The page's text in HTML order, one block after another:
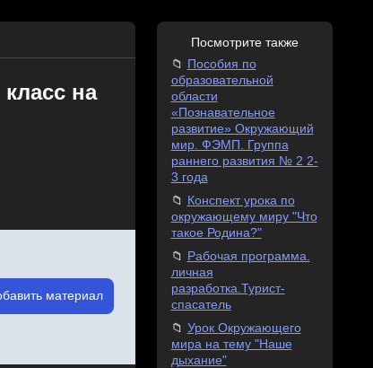
на
материал
Посмотрите также
Пособия по
образовательной
области
«Познавательное
развитие» Окружающий
мир. ФЭМП. Группа
раннего развития № 2 2-
3 года
Конспект урока по
окружающему миру "Что
такое Родина?"
Рабочая программа.
личная
разработка.Турист-
спасатель
Урок Окружающего
мира на тему "Наше
дыхание"